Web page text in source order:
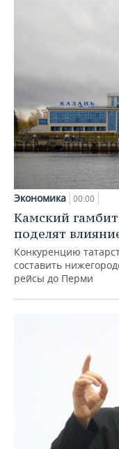
Экономика 00:00
Камский
поделят
Конкуренцию
составить
рейсы до Перми